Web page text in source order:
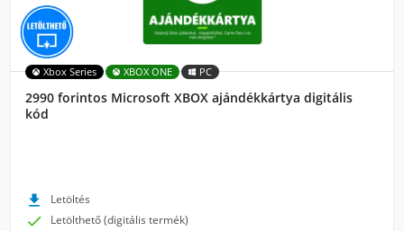
Xbox Series XBOX ONE PC
2990 forintos Microsoft XBOX ajándékkártya digitális
kód
 Letöltés
 Letölthető (digitális termék)